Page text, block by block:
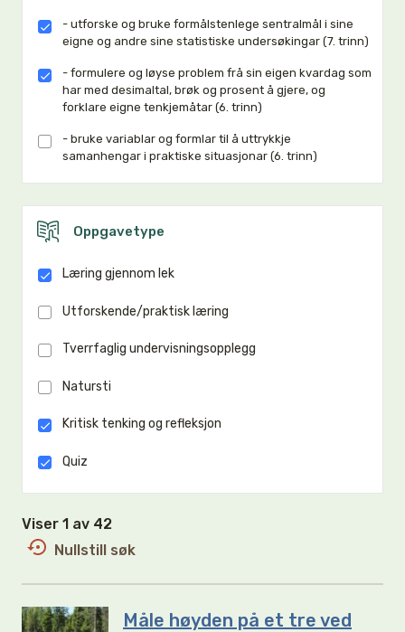
- utforske og bruke formålstenlege sentralmål i sine
eigne og andre sine statistiske undersøkingar (7. trinn)
- formulere og løyse problem frå sin eigen kvardag som
har med desimaltal, brøk og prosent å gjere, og
forklare eigne tenkjemåtar (6. trinn)
- bruke variablar og formlar til å uttrykkje
samanhengar i praktiske situasjonar (6. trinn)
Oppgavetype
Læring gjennom lek
Utforskende/praktisk læring
Tverrfaglig undervisningsopplegg
Natursti
Kritisk tenking og refleksjon
Quiz
Viser 1 av 42
Nullstill søk
Måle høyden på et tre ved